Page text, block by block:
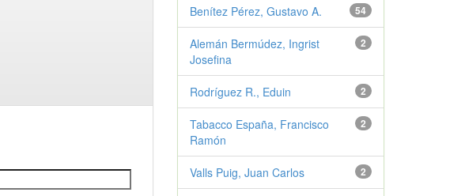
54
Benítez Pérez, Gustavo A.
2
Alemán Bermúdez, Ingrist
Josefina
2
Rodríguez R., Eduin
2
Tabacco España, Francisco
Ramón
2
Valls Puig, Juan Carlos